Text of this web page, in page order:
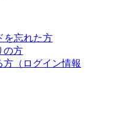
を忘れた方
の方
（ログイン情報